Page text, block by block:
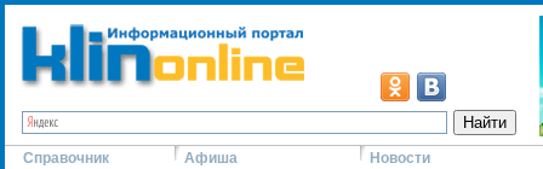
Справочник Афиша
Новости